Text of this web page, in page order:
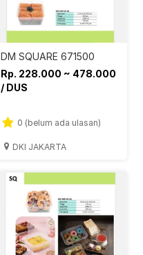
DM SQUARE 671500
Rp. 228.000 ~ 478.000
/ DUS
0 (belum ada ulasan)
DKI JAKARTA